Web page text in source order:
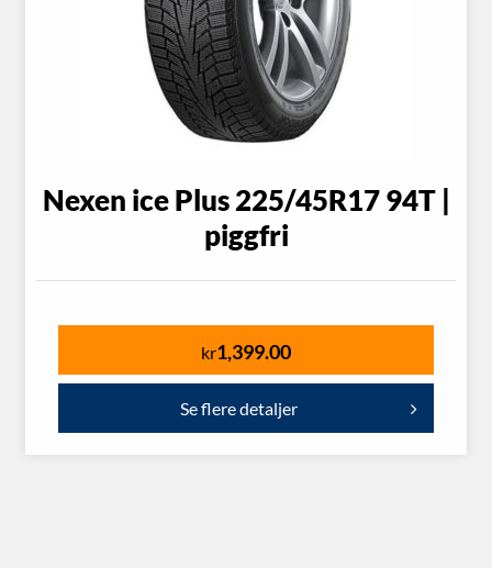
Nexen ice Plus 225/45R17 94T |
piggfri
kr1,399.00
Se flere detaljer